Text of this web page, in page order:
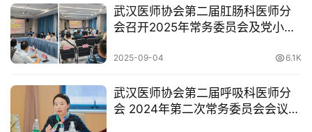
武汉医师协会第二届肛肠科医师分
会召开2025年常务委员会及党小组
2025-09-04 6.1K
武汉医师协会第二届呼吸科医师分
会 2024年第二次常务委员会会议顺